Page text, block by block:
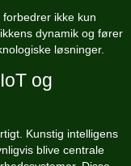
ikke kun
dynamik og fører
løsninger.
og
Kunstig intelligens
blive centrale